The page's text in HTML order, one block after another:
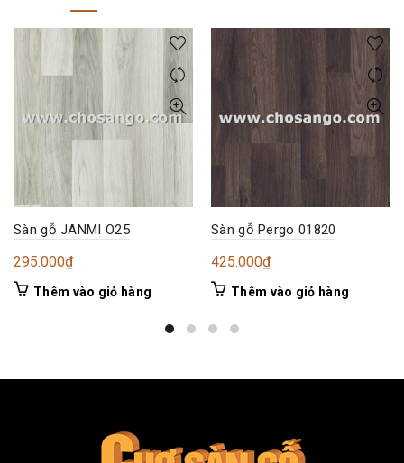
Sàn gỗ JANMI O25
295.000₫
Thêm vào giỏ hàng
Sàn gỗ Pergo 01820
425.000₫
Thêm vào giỏ hàng